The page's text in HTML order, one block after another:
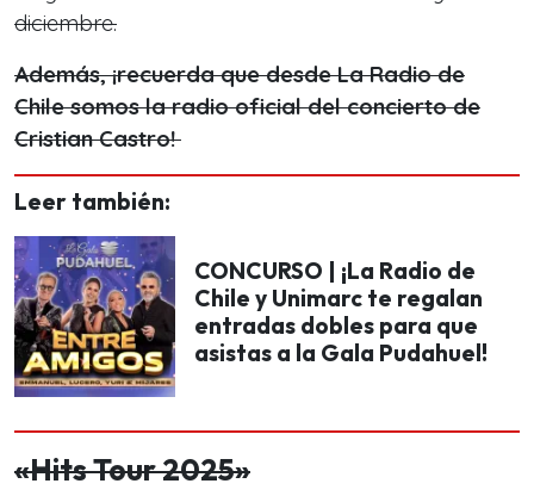
diciembre.
Además, ¡recuerda que desde La Radio de
Chile somos la radio oficial del concierto de
Cristian Castro!
Leer también:
CONCURSO | ¡La Radio de
Chile y Unimarc te regalan
entradas dobles para que
asistas a la Gala Pudahuel!
«Hits Tour 2025»